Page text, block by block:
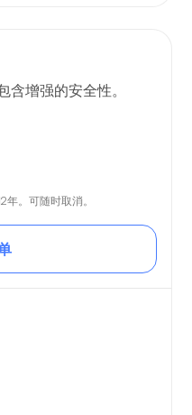
增强的安全性。
年。可随时取消。